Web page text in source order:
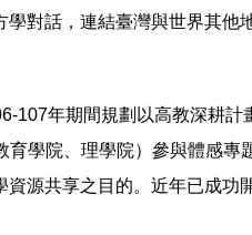
對話，連結臺灣與世界其他
107年期間規劃以高教深耕
學院、理學院）參與體感
源共享之目的。近年已成功